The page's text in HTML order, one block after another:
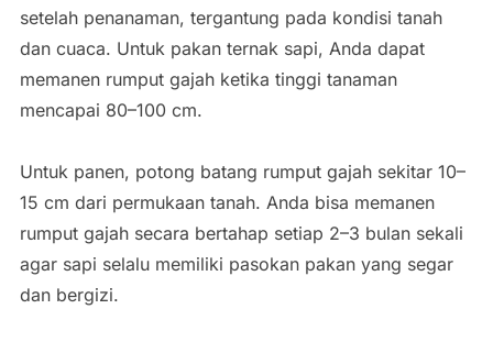
setelah penanaman, tergantung pada kondisi tanah
dan cuaca. Untuk pakan ternak sapi, Anda dapat
memanen rumput gajah ketika tinggi tanaman
mencapai 80–100 cm.
Untuk panen, potong batang rumput gajah sekitar 10–
15 cm dari permukaan tanah. Anda bisa memanen
rumput gajah secara bertahap setiap 2–3 bulan sekali
agar sapi selalu memiliki pasokan pakan yang segar
dan bergizi.